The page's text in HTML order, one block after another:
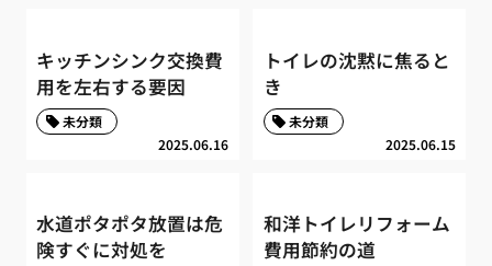
キッチンシンク交換費
用を左右する要因
2025.06.16
未分類
トイレの沈黙に焦ると
き
2025.06.15
未分類
水道ポタポタ放置は危
険すぐに対処を
和洋トイレリフォーム
費用節約の道